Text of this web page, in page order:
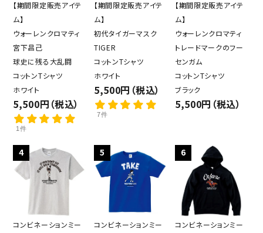
【期間限定販売アイテ
ム】
ウォーレンクロマティ
宮下昌己
球史に残る大乱闘
コットンTシャツ
ホワイト
5,500円（税込）
1件
【期間限定販売アイテ
ム】
初代タイガーマスク
TIGER
コットンTシャツ
ホワイト
5,500円（税込）
7件
【期間限定販売アイテ
ム】
ウォーレンクロマティ
トレードマークのフー
センガム
コットンTシャツ
ブラック
5,500円（税込）
4
コンビネーションミー
5
コンビネーションミー
6
コンビネーションミー